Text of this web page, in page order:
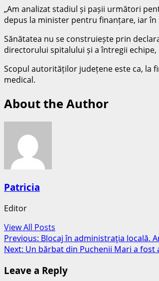
„Am analizat stadiul și pașii următori
depus la minister pentru finanțare, iar
Sănătatea nu se construiește prin
directorului spitalului și a întregii
Scopul autorităților județene este ca, la
medical.
About the Author
Patricia
Editor
View All Posts
Post
navigation
Previous: Blocaj în administraţia locală.
Next: Un bărbat din Puchenii Mari a
Leave a Reply